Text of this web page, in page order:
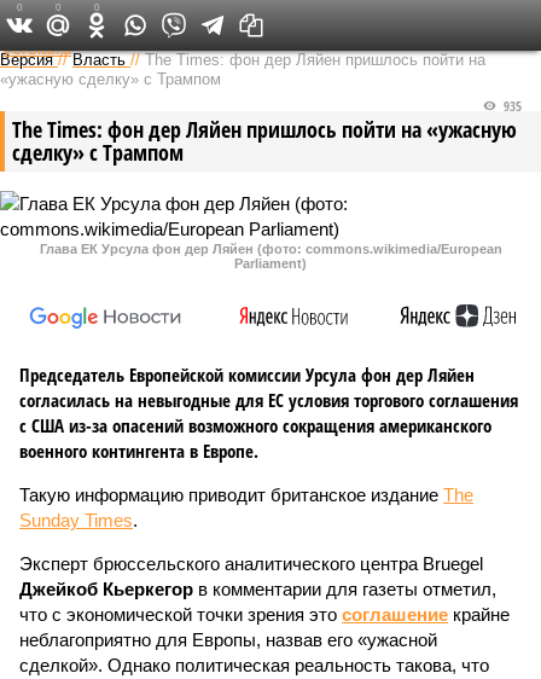
Федеральный выпуск
Версия //Власть //The Times: фон дер Ляйен пришлось пойти на
«ужасную сделку» с Трампом
The Times: фон дер Ляйен пришлось пойти на «ужасную
сделку» с Трампом
935
Глава ЕК Урсула фон дер Ляйен (фото: commons.wikimedia/European
Parliament)
Председатель Европейской комиссии Урсула фон дер Ляйен
согласилась на невыгодные для ЕС условия торгового соглашения
с США из-за опасений возможного сокращения американского
военного контингента в Европе.
Такую информацию приводит британское издание The
Sunday Times.
Эксперт брюссельского аналитического центра Bruegel
Джейкоб Кьеркегор в комментарии для газеты отметил,
что с экономической точки зрения это соглашение крайне
неблагоприятно для Европы, назвав его «ужасной
сделкой». Однако политическая реальность такова, что
0 0 0